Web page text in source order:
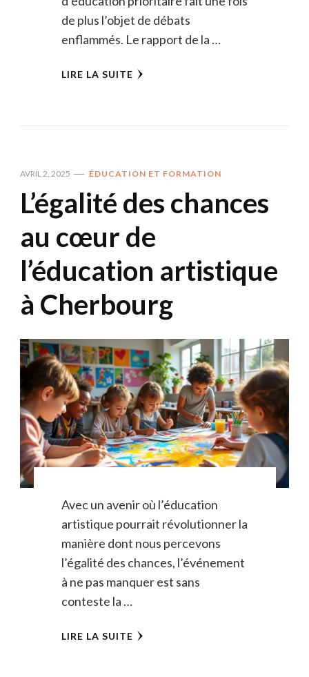
de plus l’objet de débats
enflammés. Le rapport de la …
LIRE LA SUITE
AVRIL 2, 2025 ÉDUCATION ET FORMATION
L’égalité des chances
au cœur de
l’éducation artistique
à Cherbourg
Avec un avenir où l’éducation
artistique pourrait révolutionner la
manière dont nous percevons
l’égalité des chances, l’événement
à ne pas manquer est sans
conteste la …
LIRE LA SUITE